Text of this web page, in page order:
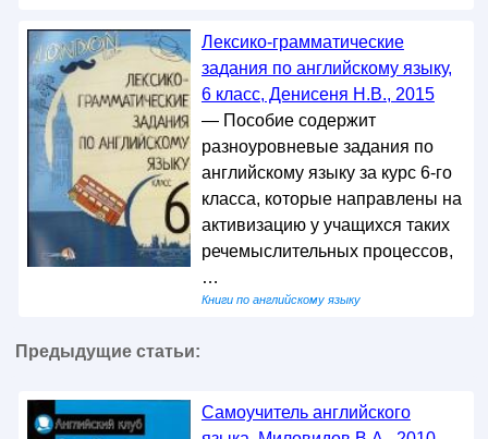
Лексико-грамматические
задания по английскому языку,
6 класс, Денисеня Н.В., 2015
— Пособие содержит
разноуровневые задания по
английскому языку за курс 6-го
класса, которые направлены на
активизацию у учащихся таких
речемыслительных процессов,
…
Книги по английскому языку
Предыдущие статьи:
Самоучитель английского